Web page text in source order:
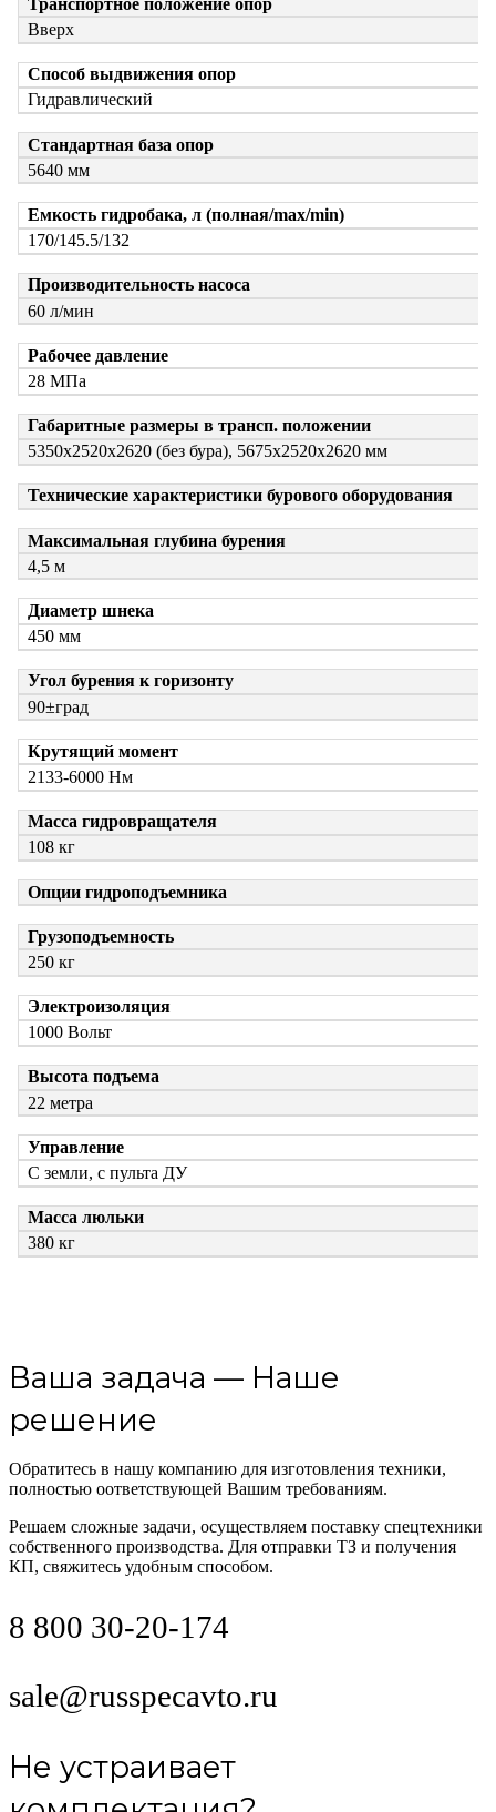
Вверх
Способ выдвижения опор
Гидравлический
Стандартная база опор
5640 мм
Емкость гидробака, л (полная/max/min)
170/145.5/132
Производительность насоса
60 л/мин
Рабочее давление
28 МПа
Габаритные размеры в трансп. положении
5350х2520х2620 (без бура), 5675х2520х2620 мм
Технические характеристики бурового оборудования
Максимальная глубина бурения
4,5 м
Диаметр шнека
450 мм
Угол бурения к горизонту
90±град
Крутящий момент
2133-6000 Нм
Масса гидровращателя
108 кг
Опции гидроподъемника
Грузоподъемность
250 кг
Электроизоляция
1000 Вольт
Высота подъема
22 метра
Управление
С земли, с пульта ДУ
Масса люльки
380 кг
Ваша задача — Наше
решение
Обратитесь в нашу компанию для изготовления техники,
полностью оответствующей Вашим требованиям.
Решаем сложные задачи, осуществляем поставку спецтехники
собственного производства. Для отправки ТЗ и получения
КП, свяжитесь удобным способом.
8 800 30-20-174
sale@russpecavto.ru
Не устраивает